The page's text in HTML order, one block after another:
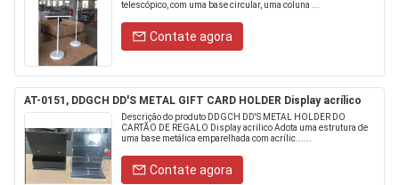
telescópico, com uma base circular, uma coluna ...
Contate agora
AT-0151, DDGCH DD'S METAL GIFT CARD HOLDER Display acrílico
Descrição do produto DDGCH DD'S METAL HOLDER DO
CARTÃO DE REGALO Display acrílico Adota uma estrutura de
uma base metálica emparelhada com acrílic......
Contate agora